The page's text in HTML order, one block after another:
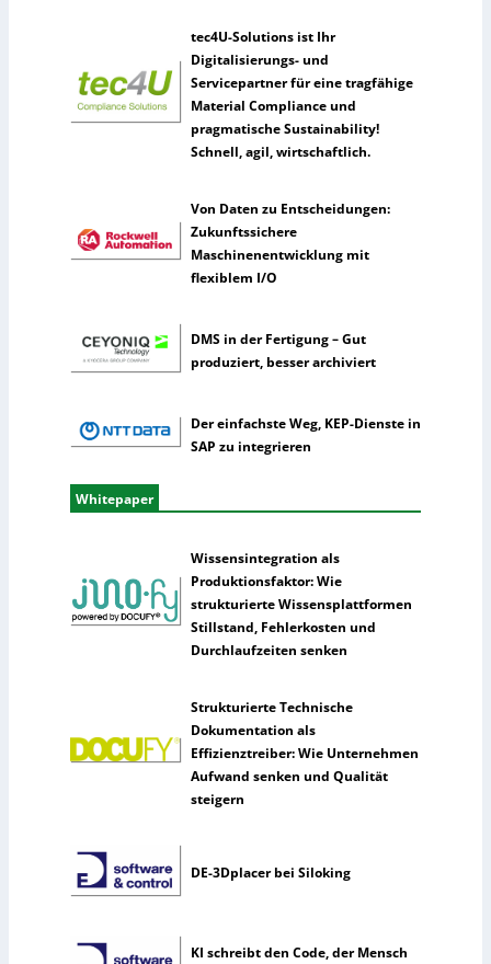
n
t
e
tec4U-Solutions ist Ihr
Digitalisierungs- und
Servicepartner für eine tragfähige
Material Compliance und
pragmatische Sustainability!
Schnell, agil, wirtschaftlich.
Von Daten zu Entscheidungen:
Zukunftssichere
Maschinenentwicklung mit
flexiblem I/O
DMS in der Fertigung – Gut
produziert, besser archiviert
Der einfachste Weg, KEP-Dienste in
SAP zu integrieren
Whitepaper
Wissensintegration als
Produktionsfaktor: Wie
strukturierte Wissensplattformen
Stillstand, Fehlerkosten und
Durchlaufzeiten senken
Strukturierte Technische
Dokumentation als
Effizienztreiber: Wie Unternehmen
Aufwand senken und Qualität
steigern
DE-3Dplacer bei Siloking
KI schreibt den Code, der Mensch